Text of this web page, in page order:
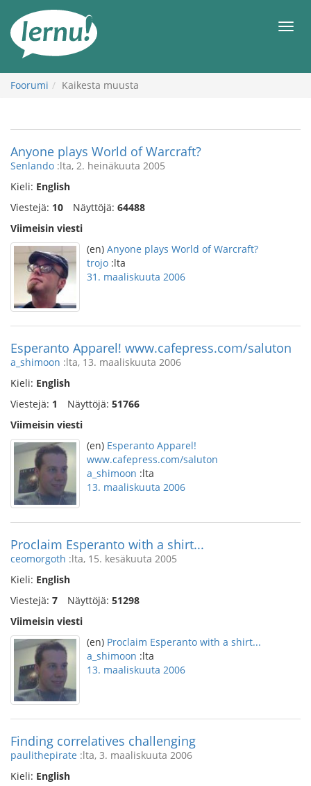
sisältöön
Foorumi Kaikesta muusta
Anyone plays World of Warcraft?
Senlando :lta, 2. heinäkuuta 2005
Kieli: English
Viestejä: 10 Näyttöjä: 64488
Viimeisin viesti
(en) Anyone plays World of Warcraft?
trojo :lta
31. maaliskuuta 2006
Esperanto Apparel! www.cafepress.com/saluton
a_shimoon :lta, 13. maaliskuuta 2006
Kieli: English
Viestejä: 1 Näyttöjä: 51766
Viimeisin viesti
(en) Esperanto Apparel!
www.cafepress.com/saluton
a_shimoon :lta
13. maaliskuuta 2006
Proclaim Esperanto with a shirt...
ceomorgoth :lta, 15. kesäkuuta 2005
Kieli: English
Viestejä: 7 Näyttöjä: 51298
Viimeisin viesti
(en) Proclaim Esperanto with a shirt...
a_shimoon :lta
13. maaliskuuta 2006
Finding correlatives challenging
paulithepirate :lta, 3. maaliskuuta 2006
Kieli: English